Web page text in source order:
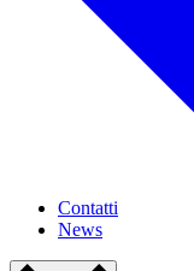
Contatti
News